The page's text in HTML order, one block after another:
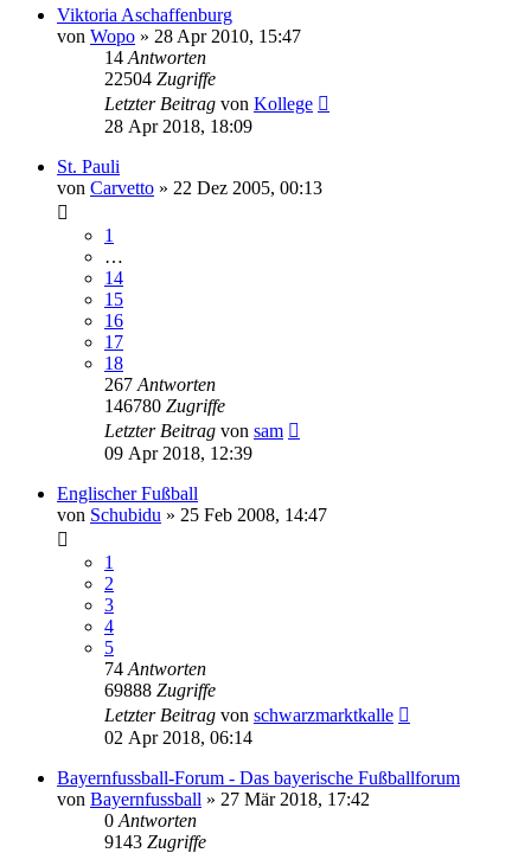
Viktoria Aschaffenburg
von Wopo » 28 Apr 2010, 15:47
14 Antworten
22504 Zugriffe
Letzter Beitrag von Kollege
28 Apr 2018, 18:09
St. Pauli
von Carvetto » 22 Dez 2005, 00:13
1
…
14
15
16
17
18
267 Antworten
146780 Zugriffe
Letzter Beitrag von sam
09 Apr 2018, 12:39
Englischer Fußball
von Schubidu » 25 Feb 2008, 14:47
1
2
3
4
5
74 Antworten
69888 Zugriffe
Letzter Beitrag von schwarzmarktkalle
02 Apr 2018, 06:14
Bayernfussball-Forum - Das bayerische Fußballforum
von Bayernfussball » 27 Mär 2018, 17:42
0 Antworten
9143 Zugriffe